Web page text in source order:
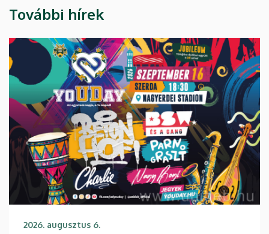
További hírek
2026. augusztus 6.